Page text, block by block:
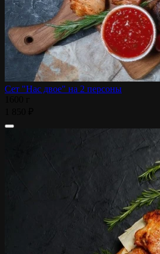
Сет "Нас двое" на 2 персоны